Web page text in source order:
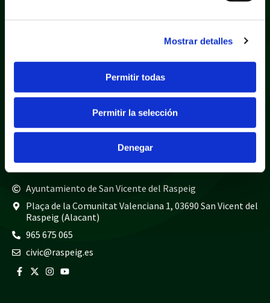
Mostrar detalles
Permitir todas
Permitir la selección
Denegar
Mapa web
Teléfonos de interés
Guardia civil
965 675 814
Ayuntamiento de San Vicente del Raspeig
Plaça de la Comunitat Valenciana 1, 03690 San Vicent del
Raspeig (Alacant)
965 675 065
civic@raspeig.es